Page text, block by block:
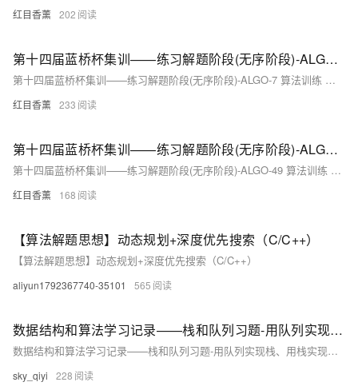
红目香薰 202
第十四届蓝桥杯集训——练习解题阶段(无序阶段)-ALGO-7 算法训练 逆序对 平衡二叉树
第十四届蓝桥杯集训——练习解题阶段(无序阶段)-ALGO-7 算法训练 逆序对 平衡二叉树
红目香薰 233
第十四届蓝桥杯集训——练习解题阶段(无序阶段)-ALGO-49 算法训练 寻找数组中最大值
第十四届蓝桥杯集训——练习解题阶段(无序阶段)-ALGO-49 算法训练 寻找数组中最大值
红目香薰 168
【算法解题思想】动态规划+深度优先搜索（C/C++）
【算法解题思想】动态规划+深度优先搜索（C/C++）
aliyun1792367740-35101 565
数据结构和算法学习记录——栈和队列习题-用队列实现栈、用栈实现队列（核心思路、解题过程、完整题解）二
数据结构和算法学习记录——栈和队列习题-用队列实现栈、用栈实现队列（核心思路、解题过程、完整题解）二
sky_qiyi 228